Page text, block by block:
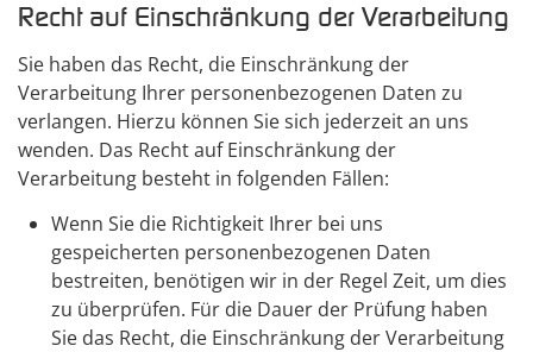
Recht auf Einschränkung der Verarbeitung
Sie haben das Recht, die Einschränkung der
Verarbeitung Ihrer personenbezogenen Daten zu
verlangen. Hierzu können Sie sich jederzeit an uns
wenden. Das Recht auf Einschränkung der
Verarbeitung besteht in folgenden Fällen:
Wenn Sie die Richtigkeit Ihrer bei uns
gespeicherten personenbezogenen Daten
bestreiten, benötigen wir in der Regel Zeit, um dies
zu überprüfen. Für die Dauer der Prüfung haben
Sie das Recht, die Einschränkung der Verarbeitung